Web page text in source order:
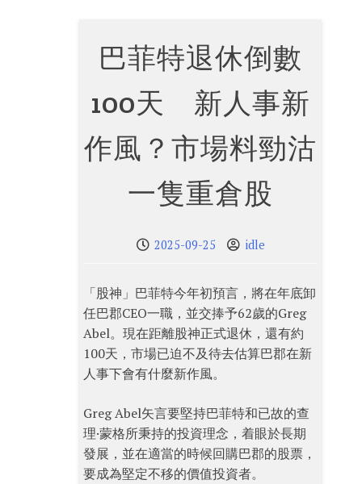
巴菲特退休倒數
100天 新人事新
作風？市場料勁沽
一隻重倉股
2025-09-25 idle
「股神」巴菲特今年初預言，將在年底卸
任巴郡CEO一職，並交捧予62歲的Greg
Abel。現在距離股神正式退休，還有約
100天，市場已迫不及待去估算巴郡在新
人事下會有什麼新作風。
Greg Abel矢言要堅持巴菲特和已故的查
理·蒙格所秉持的投資理念，着眼於長期
發展，並在適當的時候回購巴郡的股票，
要成為堅定不移的價值投資者。